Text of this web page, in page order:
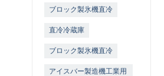
ブロック製氷機直冷
直冷冷蔵庫
ブロック製氷機直冷
アイスバー製造機工業用